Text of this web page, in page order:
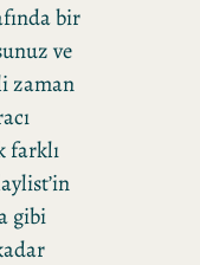
bir
ve
zaman
farklı
gibi